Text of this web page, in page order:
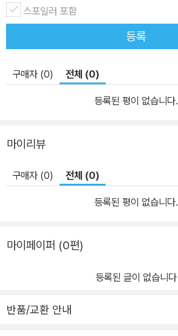
스포일러 포함
등록
구매자 (0) 전체 (0)
등록된 평이 없습니다.
마이리뷰
구매자 (0) 전체 (0)
등록된 평이 없습니다.
마이페이퍼 (0편)
등록된 글이 없습니다
반품/교환 안내